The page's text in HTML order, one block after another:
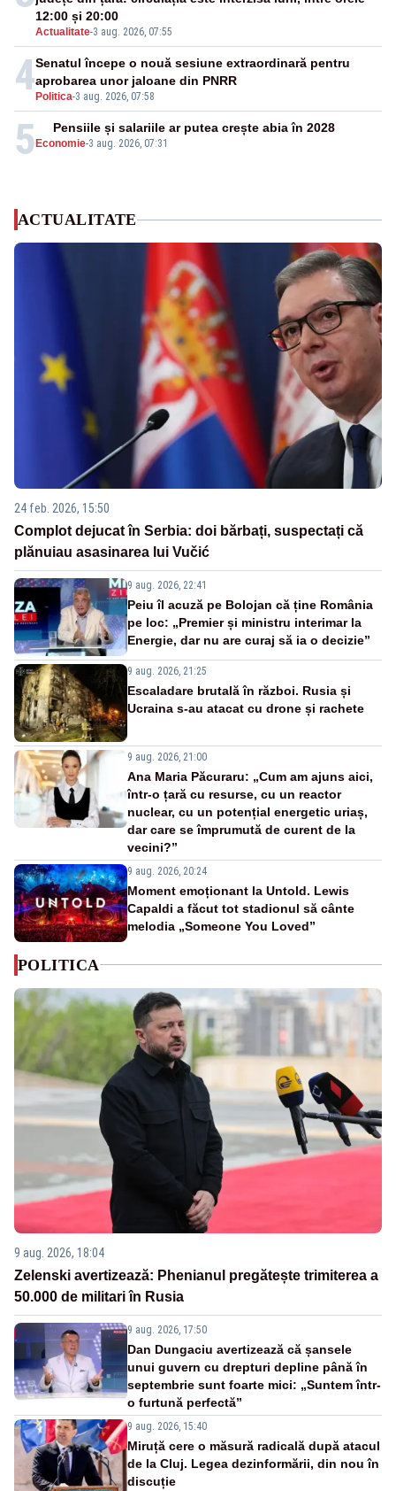
Actualitate-3 aug. 2026, 07:55
12:00 și 20:00
4 Politica-3 aug. 2026, 07:58
Senatul începe o nouă sesiune extraordinară pentru
aprobarea unor jaloane din PNRR
5 Economie-3 aug. 2026, 07:31
Pensiile și salariile ar putea crește abia în 2028
ACTUALITATE
24 feb. 2026, 15:50
Complot dejucat în Serbia: doi bărbați, suspectați că
plănuiau asasinarea lui Vučić
9 aug. 2026, 22:41
Peiu îl acuză pe Bolojan că ține România
pe loc: „Premier și ministru interimar la
Energie, dar nu are curaj să ia o decizie”
9 aug. 2026, 21:25
Escaladare brutală în război. Rusia și
Ucraina s-au atacat cu drone și rachete
9 aug. 2026, 21:00
Ana Maria Păcuraru: „Cum am ajuns aici,
într-o țară cu resurse, cu un reactor
nuclear, cu un potențial energetic uriaș,
dar care se împrumută de curent de la
vecini?”
9 aug. 2026, 20:24
Moment emoționant la Untold. Lewis
Capaldi a făcut tot stadionul să cânte
melodia „Someone You Loved”
POLITICA
9 aug. 2026, 18:04
Zelenski avertizează: Phenianul pregătește trimiterea a
50.000 de militari în Rusia
9 aug. 2026, 17:50
Dan Dungaciu avertizează că șansele
unui guvern cu drepturi depline până în
septembrie sunt foarte mici: „Suntem într-
o furtună perfectă”
9 aug. 2026, 15:40
Miruță cere o măsură radicală după atacul
de la Cluj. Legea dezinformării, din nou în
discuție